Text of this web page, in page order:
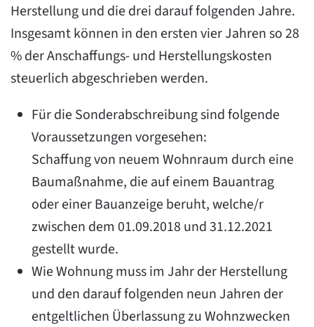
Herstellung und die drei darauf folgenden Jahre.
Insgesamt können in den ersten vier Jahren so 28
% der Anschaffungs- und Herstellungskosten
steuerlich abgeschrieben werden.
Für die Sonderabschreibung sind folgende
Voraussetzungen vorgesehen:
Schaffung von neuem Wohnraum durch eine
Baumaßnahme, die auf einem Bauantrag
oder einer Bauanzeige beruht, welche/r
zwischen dem 01.09.2018 und 31.12.2021
gestellt wurde.
Wie Wohnung muss im Jahr der Herstellung
und den darauf folgenden neun Jahren der
entgeltlichen Überlassung zu Wohnzwecken